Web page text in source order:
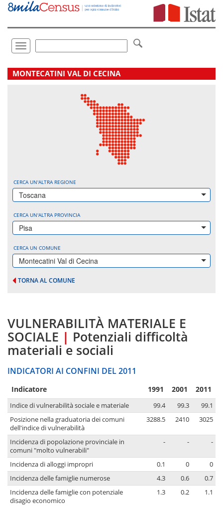
Vai
direttamente
Toggle
navigation
.
MONTECATINI VAL DI CECINA
CERCA UN'ALTRA REGIONE
Toscana
CERCA UN'ALTRA PROVINCIA
Pisa
CERCA UN COMUNE
Montecatini Val di Cecina
TORNA AL COMUNE
VULNERABILITÀ MATERIALE E
SOCIALE | Potenziali difficoltà
materiali e sociali
INDICATORI AI CONFINI DEL 2011
Indicatore 1991 2001 2011
Indice di vulnerabilità sociale e materiale 99.4 99.3
99.1
Posizione nella graduatoria dei comuni
dell'indice di vulnerabilità
3288.5 2410 3025
Incidenza di popolazione provinciale in
comuni "molto vulnerabili"
- - -
Incidenza di alloggi impropri 0.1 0
0
Incidenza delle famiglie numerose
4.3 0.6
0.7
Incidenza delle famiglie con potenziale
disagio economico
1.3 0.2 1.1